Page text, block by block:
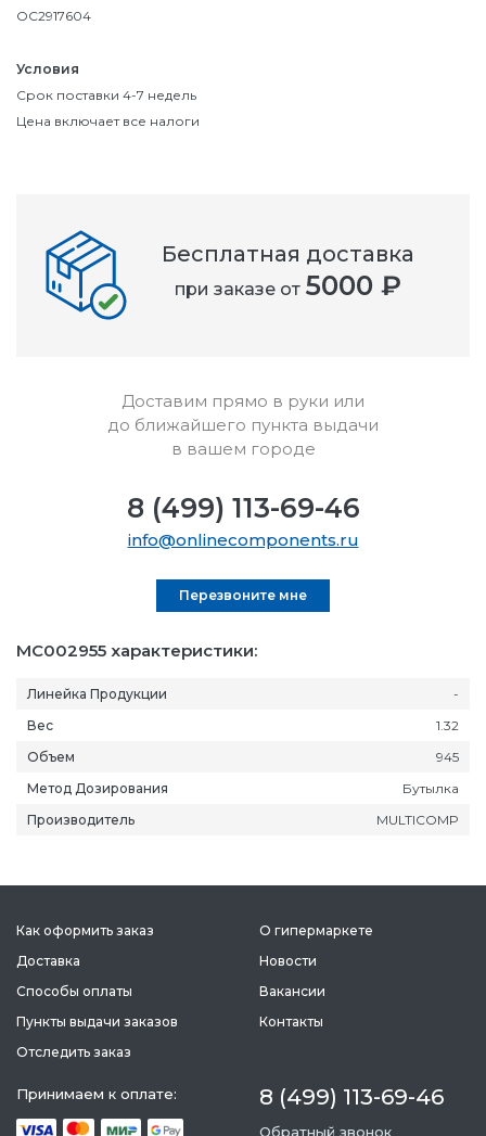
OC2917604
Условия
Срок поставки 4-7 недель
Цена включает все налоги
MC002955 характеристики:
Линейка Продукции
-
Вес
1.32
Объем
945
Метод Дозирования
Бутылка
Производитель
MULTICOMP
Бесплатная доставка
при заказе от 5000 ₽
Доставим прямо в руки или
до ближайшего пункта выдачи
в вашем городе
8 (499) 113-69-46
info@onlinecomponents.ru
Перезвоните мне
Как оформить заказ
Доставка
Способы оплаты
Пункты выдачи заказов
Отследить заказ
О гипермаркете
Новости
Вакансии
Контакты
Принимаем к оплате: 8 (499) 113-69-46
Обратный звонок